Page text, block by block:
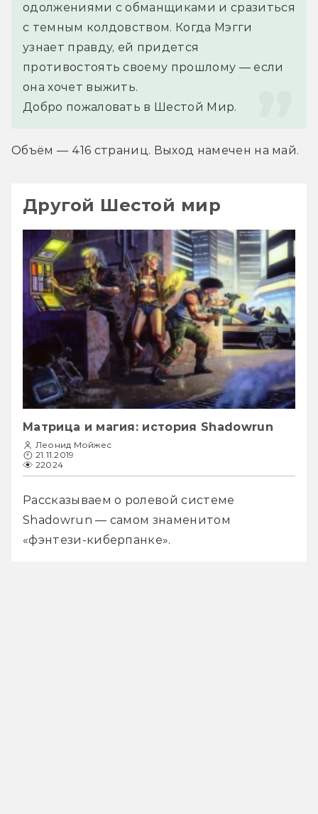
одолжениями с обманщиками и сразиться
с темным колдовством. Когда Мэгги
узнает правду, ей придется
противостоять своему прошлому — если
она хочет выжить.
Добро пожаловать в Шестой Мир.
Объём — 416 страниц. Выход намечен на май.
Другой Шестой мир
Матрица и магия: история Shadowrun
Леонид Мойжес
21.11.2019
22024
Рассказываем о ролевой системе
Shadowrun — самом знаменитом
«фэнтези-киберпанке».